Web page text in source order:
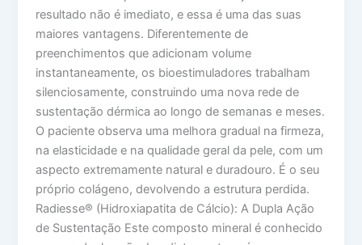
resultado não é imediato, e essa é uma das suas
maiores vantagens. Diferentemente de
preenchimentos que adicionam volume
instantaneamente, os bioestimuladores trabalham
silenciosamente, construindo uma nova rede de
sustentação dérmica ao longo de semanas e meses.
O paciente observa uma melhora gradual na firmeza,
na elasticidade e na qualidade geral da pele, com um
aspecto extremamente natural e duradouro. É o seu
próprio colágeno, devolvendo a estrutura perdida.
Radiesse® (Hidroxiapatita de Cálcio): A Dupla Ação
de Sustentação Este composto mineral é conhecido